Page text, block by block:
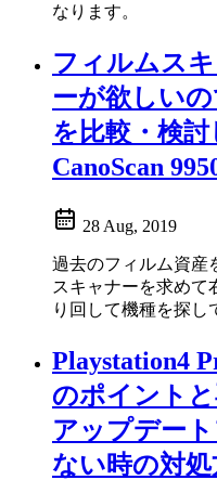
なります。
フィルムス
ーが欲しい
を比較・検
CanoScan
28 Aug, 2019
過去のフィルム資産
スキャナーを求めて
り回して機種を探し
Playstation4
のポイント
アップデー
ない時の対処